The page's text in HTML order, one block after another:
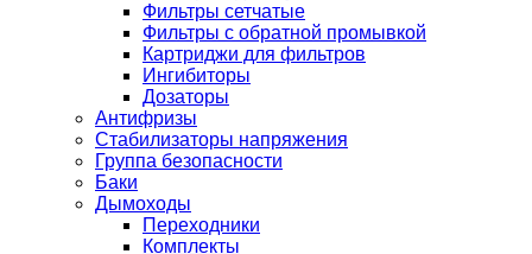
Фильтры сетчатые
Фильтры с обратной промывкой
Картриджи для фильтров
Ингибиторы
Дозаторы
Антифризы
Стабилизаторы напряжения
Группа безопасности
Баки
Дымоходы
Переходники
Комплекты